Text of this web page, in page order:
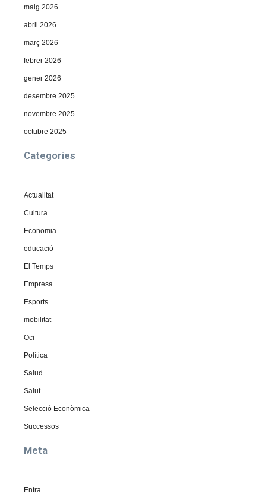
maig 2026
abril 2026
març 2026
febrer 2026
gener 2026
desembre 2025
novembre 2025
octubre 2025
Categories
Actualitat
Cultura
Economia
educació
El Temps
Empresa
Esports
mobilitat
Oci
Política
Salud
Salut
Selecció Econòmica
Successos
Meta
Entra